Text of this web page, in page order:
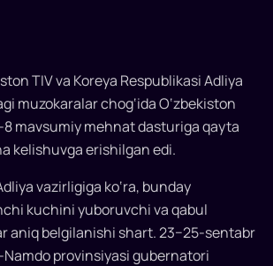
TIV va Koreya Respublikasi Adliya
muzokaralar chog‘ida O‘zbekiston
mavsumiy mehnat dasturiga qayta
kelishuvga erishilgan edi.
vazirligiga ko‘ra, bunday
kuchini yuboruvchi va qabul
aniq belgilanishi shart. 23−25-sentabr
provinsiyasi gubernatori